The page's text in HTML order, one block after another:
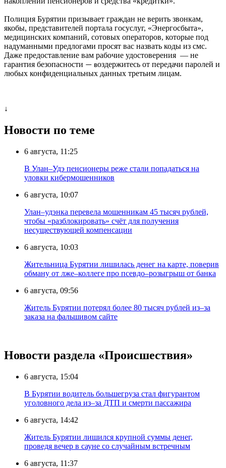
Полиция Бурятии призывает граждан не верить звонкам,
якобы, представителей портала госуслуг, «Энергосбыта»,
медицинских компаний, сотовых операторов, которые под
надуманными предлогами просят вас назвать коды из смс.
Даже предоставление вам рабочие удостоверения — не
гарантия безопасности — воздержитесь от передачи паролей и
любых конфиденциальных данных третьим лицам.
↓
Новости по теме
6 августа, 11:25
В Улан–Удэ пенсионеры реже стали попадаться на
уловки кибермошенников
6 августа, 10:07
Улан–удэнка перевела мошенникам 45 тысяч рублей,
чтобы «разблокировать» счёт для получения
несуществующей компенсации
6 августа, 10:03
Жительница Бурятии лишилась денег на карте, поверив
обману от лже–коллеге про псевдо–розыгрыш от банка
6 августа, 09:56
Житель Бурятии потерял более 80 тысяч рублей из–за
заказа на фальшивом сайте
Новости раздела «Происшествия»
6 августа, 15:04
В Бурятии водитель большегруза стал фигурантом
уголовного дела из–за ДТП и смерти пассажира
6 августа, 14:42
Житель Бурятии лишился крупной суммы денег,
проведя вечер в сауне со случайным встречным
6 августа, 11:37